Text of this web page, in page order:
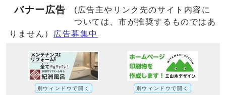
バナー広告
(広告主やリンク先のサイト内容に
ついては、市が推奨するものではあ
りません）
広告募集中
別ウィンドウで開く 別ウィンドウで開く